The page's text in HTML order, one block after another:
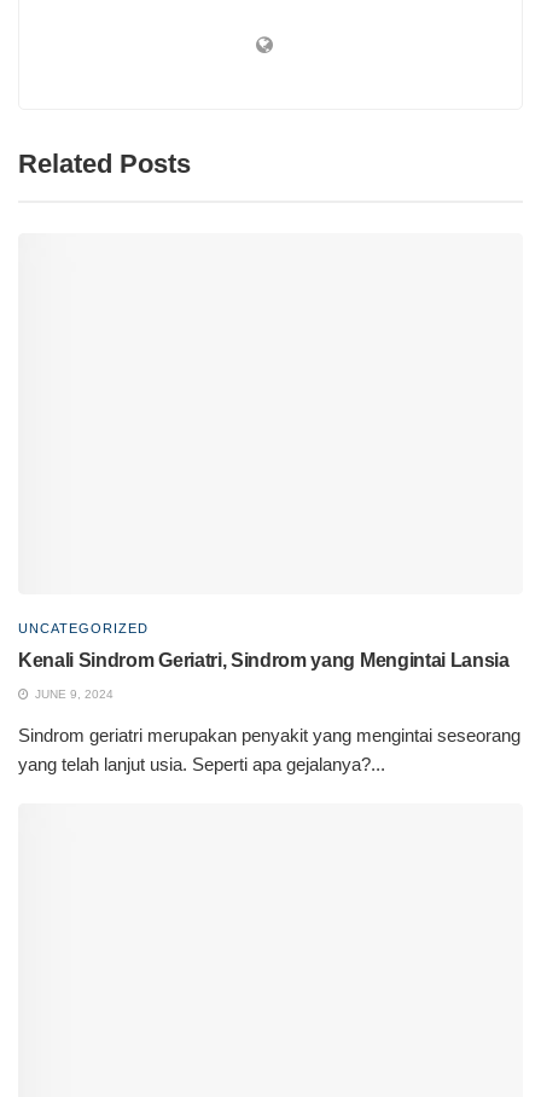
Related Posts
UNCATEGORIZED
Kenali Sindrom Geriatri, Sindrom yang Mengintai Lansia
JUNE 9, 2024
Sindrom geriatri merupakan penyakit yang mengintai seseorang
yang telah lanjut usia. Seperti apa gejalanya?...